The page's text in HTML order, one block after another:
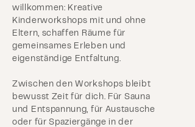
willkommen: Kreative
Kinderworkshops mit und ohne
Eltern, schaffen Räume für
gemeinsames Erleben und
eigenständige Entfaltung.
Zwischen den Workshops bleibt
bewusst Zeit für dich. Für Sauna
und Entspannung, für Austausche
oder für Spaziergänge in der